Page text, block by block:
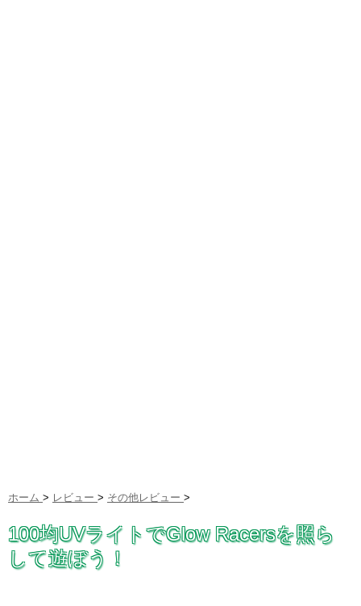
ホーム > レビュー > その他レビュー >
100均UVライトでGlow Racersを照ら
して遊ぼう！